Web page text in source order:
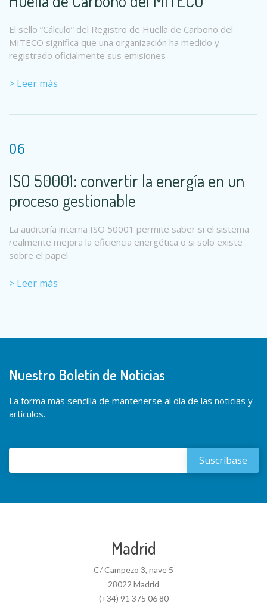
El sello “Cálculo” del Registro de Huella de Carbono del
MITECO significa que una organización ha medido y
registrado oficialmente sus emisiones
> Leer más
06
ISO 50001: convertir la energía en un
proceso gestionable
La auditoría interna ISO 50001 permite saber si el sistema
realmente mejora la eficiencia energética o si solo existe
sobre el papel.
> Leer más
Nuestro Boletín de Noticias
La forma más sencilla de mantenerse al día de las noticias y
artículos.
Madrid
C/ Campezo 3, nave 5
28022 Madrid
(+34) 91 375 06 80